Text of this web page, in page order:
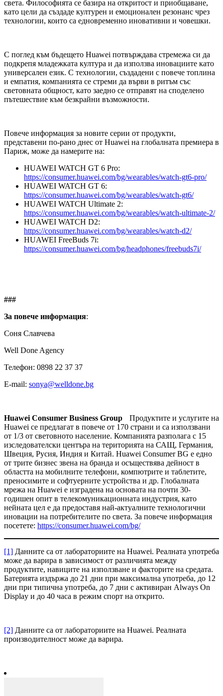
света. Философията се базира на откритост и приобщаване,
като цели да създаде културен и емоционален резонанс чрез
технологии, които са едновременно иновативни и човешки.
С поглед към бъдещето Huawei потвърждава стремежа си да
подкрепя младежката култура и да използва иновациите като
универсален език. С технологии, създадени с повече топлина
и емпатия, компанията се стреми да върви в ритъм със
световната общност, като заедно се отправят на споделено
пътешествие към безкрайни възможности.
Повече информация за новите серии от продукти,
представени по-рано днес от Huawei на глобалната премиера в
Париж, може да намерите на:
HUAWEI WATCH GT 6 Pro:
https://consumer.huawei.com/bg/wearables/watch-gt6-pro/
HUAWEI WATCH GT 6:
https://consumer.huawei.com/bg/wearables/watch-gt6/
HUAWEI WATCH Ultimate 2:
https://consumer.huawei.com/bg/wearables/watch-ultimate-2/
HUAWEI WATCH D2:
https://consumer.huawei.com/bg/wearables/watch-d2/
HUAWEI FreeBuds 7i:
https://consumer.huawei.com/bg/headphones/freebuds7i/
###
За повече информация:
Соня Славчева
Well Done Agency
Телефон: 0898 22 37 37
E-mail: sonya@welldone.bg
Huawei Consumer Business Group
Продуктите и услугите на
Huawei се предлагат в повече от 170 страни и са използвани
от 1/3 от световното население. Компанията разполага с 15
изследователски центъра на територията на САЩ, Германия,
Швеция, Русия, Индия и Китай. Huawei Consumer BG е едно
от трите бизнес звена на бранда и осъществява дейност в
областта на мобилните телефони, компютрите и таблетите,
преносимите и софтуерните устройства и др. Глобалната
мрежа на Huawei е изградена на основата на почти 30-
годишен опит в телекомуникационната индустрия, като
нейната цел е да предоставя най-актуалните технологични
иновации на потребителите по света. За повече информация
посетете: https://consumer.huawei.com/bg/
[1] Данните са от лабораториите на Huawei. Реалната употреба
може да варира в зависимост от различията между
продуктите, навиците на използване и факторите на средата.
Батерията издържа до 21 дни при максимална употреба, до 12
дни при типична употреба, до 7 дни с активиран Always On
Display и до 40 часа в режим спорт на открито.
[2] Данните са от лабораториите на Huawei. Реалната
производителност може да варира.